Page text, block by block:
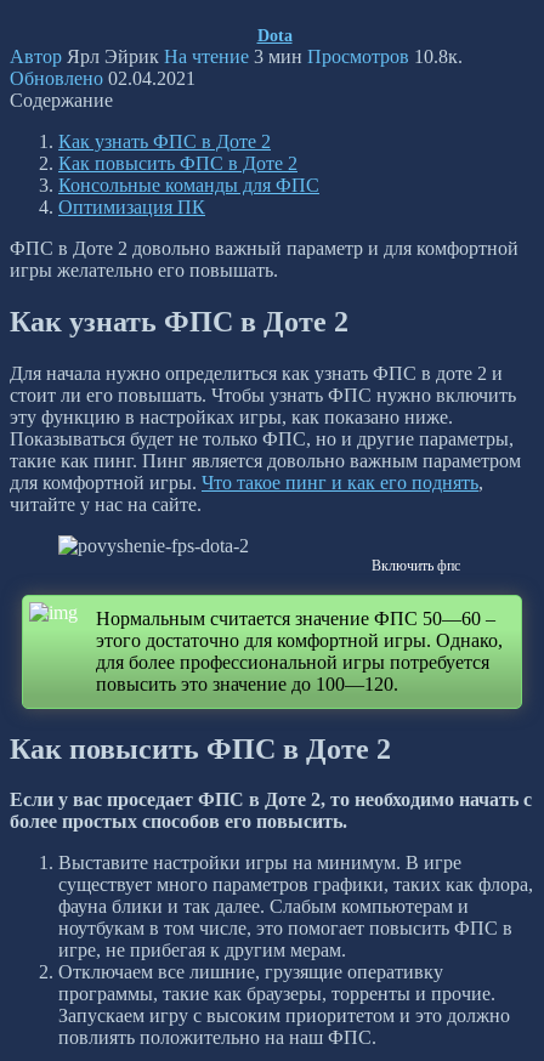
Dota
Автор Ярл Эйрик На чтение 3 мин Просмотров 10.8к.
Обновлено 02.04.2021
Содержание
Как узнать ФПС в Доте 2
Как повысить ФПС в Доте 2
Консольные команды для ФПС
Оптимизация ПК
ФПС в Доте 2 довольно важный параметр и для комфортной
игры желательно его повышать.
Как узнать ФПС в Доте 2
Для начала нужно определиться как узнать ФПС в доте 2 и
стоит ли его повышать. Чтобы узнать ФПС нужно включить
эту функцию в настройках игры, как показано ниже.
Показываться будет не только ФПС, но и другие параметры,
такие как пинг. Пинг является довольно важным параметром
для комфортной игры. Что такое пинг и как его поднять,
читайте у нас на сайте.
Включить фпс
Нормальным считается значение ФПС 50—60 –
этого достаточно для комфортной игры. Однако,
для более профессиональной игры потребуется
повысить это значение до 100—120.
Как повысить ФПС в Доте 2
Если у вас проседает ФПС в Доте 2, то необходимо начать с
более простых способов его повысить.
Выставите настройки игры на минимум. В игре
существует много параметров графики, таких как флора,
фауна блики и так далее. Слабым компьютерам и
ноутбукам в том числе, это помогает повысить ФПС в
игре, не прибегая к другим мерам.
Отключаем все лишние, грузящие оперативку
программы, такие как браузеры, торренты и прочие.
Запускаем игру с высоким приоритетом и это должно
повлиять положительно на наш ФПС.